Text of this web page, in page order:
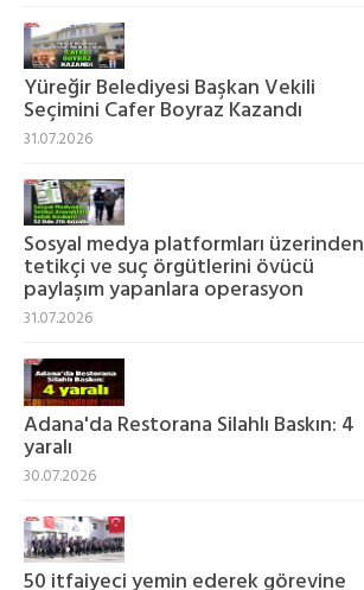
Yüreğir Belediyesi Başkan Vekili
Seçimini Cafer Boyraz Kazandı
31.07.2026
Sosyal medya platformları üzerinden
tetikçi ve suç örgütlerini övücü
paylaşım yapanlara operasyon
31.07.2026
Adana'da Restorana Silahlı Baskın: 4
yaralı
30.07.2026
50 itfaiyeci yemin ederek görevine